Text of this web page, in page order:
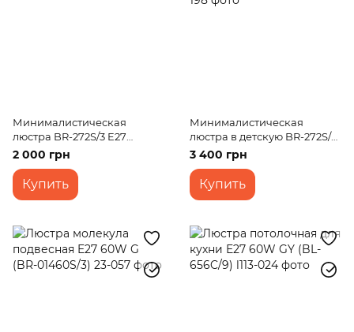
Минималистическая
люстра BR-272S/3 E27
BK+WOOD
2 000 грн
Купить
Минималистическая
люстра в детскую BR-272S/8
E27 BK+WOOD
3 400 грн
Купить